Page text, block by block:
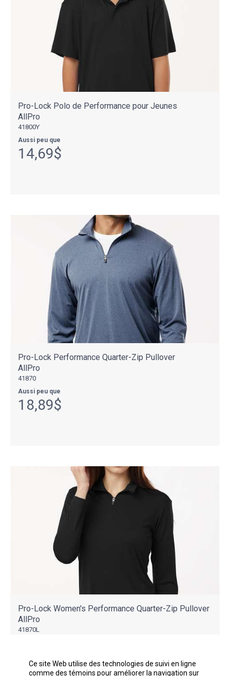
Pro-Lock Polo de Performance pour Jeunes
AllPro
41800Y
Aussi peu que
14,69$
Pro-Lock Performance Quarter-Zip Pullover
AllPro
41870
Aussi peu que
18,89$
Pro-Lock Women's Performance Quarter-Zip Pullover
AllPro
41870L
18,89$
Ce site Web utilise des technologies de suivi en ligne
comme des témoins pour améliorer la navigation sur